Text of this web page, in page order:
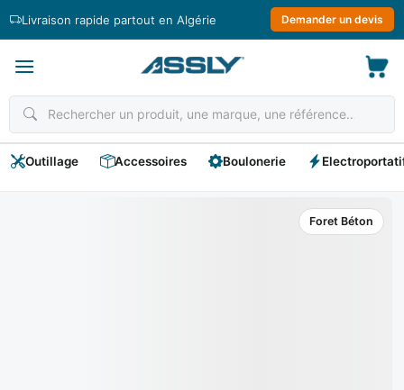
Livraison rapide partout en Algérie Demander un devis
Outillage Accessoires Boulonerie
Foret Béton